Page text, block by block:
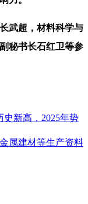
武超，材料科学与
秘书长石红卫等参
史新高，2025年势
属建材等生产资料